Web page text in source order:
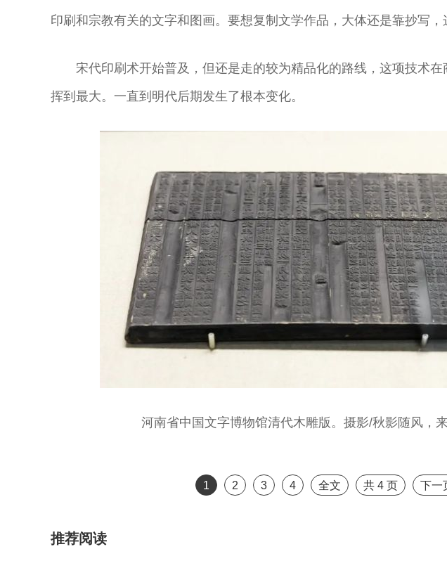
印刷和宗教有关的文字和图画。要想复制文学作品，大体还是靠抄写，
宋代印刷术开始普及，但还是走的较为精品化的路线，这项技术
挥到最大。一直到明代后期发生了根本变化。
河南省中国文字博物馆清代木雕版。摄影/秋影随风，
1 2 3 4 全文 共4 页 下一
推荐阅读